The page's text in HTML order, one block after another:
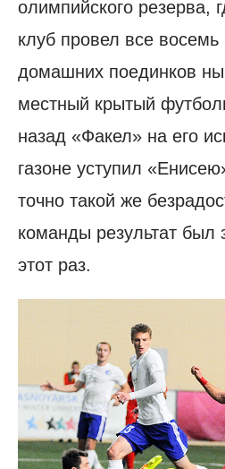
олимпийского резерва,
клуб провел все
домашних поединков
местный крытый
назад «Факел» на его
газоне уступил
точно такой же
команды результат был
этот раз.